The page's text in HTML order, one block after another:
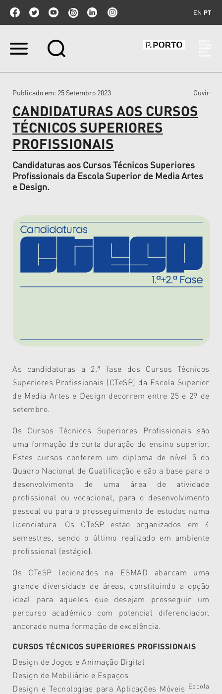
EN PT
Ir
Ir
navegação
Publicado em: 25 Setembro 2023 Ouvir
CANDIDATURAS AOS CURSOS
TÉCNICOS SUPERIORES
PROFISSIONAIS
Candidaturas aos Cursos Técnicos Superiores
Profissionais da Escola Superior de Media Artes
e Design.
As candidaturas à 2.ª fase dos Cursos Técnicos
Superiores Profissionais (CTeSP) da Escola Superior
de Media Artes e Design decorrem entre 25 e 29 de
setembro.
Os Cursos Técnicos Superiores Profissionais são
uma formação de curta duração do ensino superior.
Estes cursos conferem um diploma de nível 5 do
Quadro Nacional de Qualificação e são a base para o
desenvolvimento de uma área de atividade
profissional ou vocacional, para o desenvolvimento
pessoal ou para o prosseguimento de estudos numa
licenciatura. Os CTeSP estão organizados em 4
semestres, sendo o último realizado em ambiente
profissional (estágio).
Os CTeSP lecionados na ESMAD abarcam uma
grande diversidade de áreas, constituindo a opção
ideal para aqueles que desejam prosseguir um
percurso académico com potencial diferenciador,
ancorado numa formação de excelência.
CURSOS TÉCNICOS SUPERIORES PROFISSIONAIS
Design de Jogos e Animação Digital
Design de Mobiliário e Espaços
Design e Tecnologias para Aplicações Móveis Escola